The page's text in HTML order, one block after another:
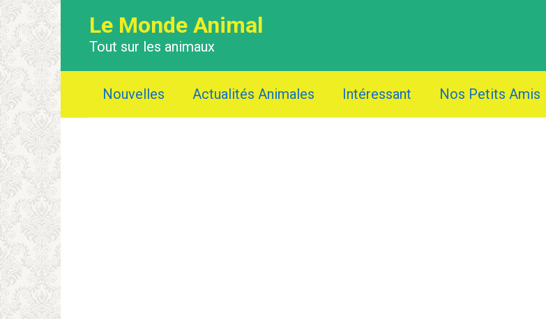
Le Monde Animal
Tout sur les animaux
Nouvelles Actualités Animales Intéressant Nos Petits Amis